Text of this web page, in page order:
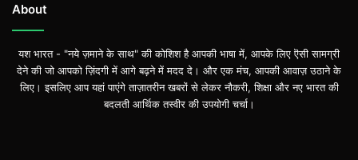
About
यश भारत - "नये ज़माने के साथ" की कोशिश है आपकी भाषा में, आपके लिए ऎसी सामग्री
देने की जो आपको ज़िंदगी में आगे बढ़ने में मदद दे। और एक मंच, आपकी आवाज़ उठाने के
लिए। इसलिए आप यहां पाएंगे ताज़ातरीन खबरों से लेकर नौकरी, शिक्षा और नए भारत की
बदलती आर्थिक तस्वीर की उपयोगी चर्चा।